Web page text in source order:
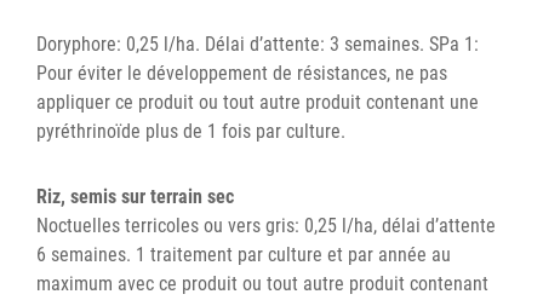
Doryphore: 0,25 l/ha. Délai d’attente: 3 semaines. SPa 1:
Pour éviter le développement de résistances, ne pas
appliquer ce produit ou tout autre produit contenant une
pyréthrinoïde plus de 1 fois par culture.
Riz, semis sur terrain sec
Noctuelles terricoles ou vers gris: 0,25 l/ha, délai d’attente
6 semaines. 1 traitement par culture et par année au
maximum avec ce produit ou tout autre produit contenant